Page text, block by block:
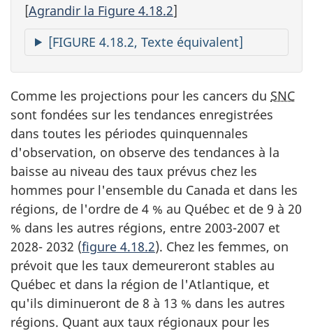
[Agrandir la Figure 4.18.2]
[FIGURE 4.18.2, Texte équivalent]
Comme les projections pour les cancers du SNC
sont fondées sur les tendances enregistrées
dans toutes les périodes quinquennales
d'observation, on observe des tendances à la
baisse au niveau des taux prévus chez les
hommes pour l'ensemble du Canada et dans les
régions, de l'ordre de 4 % au Québec et de 9 à 20
% dans les autres régions, entre 2003-2007 et
2028- 2032 (figure 4.18.2). Chez les femmes, on
prévoit que les taux demeureront stables au
Québec et dans la région de l'Atlantique, et
qu'ils diminueront de 8 à 13 % dans les autres
régions. Quant aux taux régionaux pour les